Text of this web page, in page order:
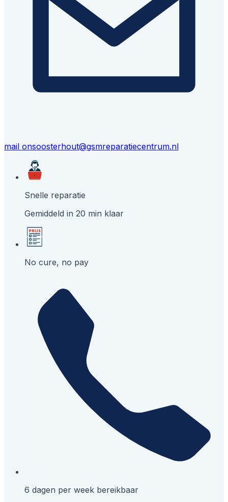
mail onsoosterhout@gsmreparatiecentrum.nl
Snelle reparatie
Gemiddeld in 20 min klaar
No cure, no pay
6 dagen per week bereikbaar